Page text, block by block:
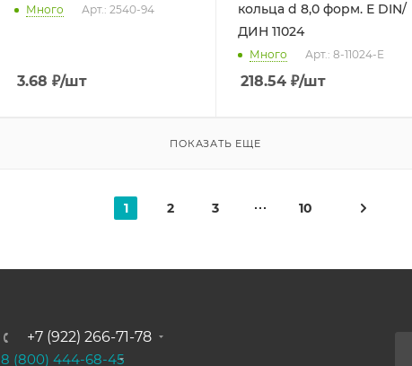
Много Арт.: 2540-94
3.68 ₽/шт
кольца d 8,0 форм. Е DIN/
ДИН 11024
Много Арт.: 8-11024-E
218.54₽/шт
ПОКАЗАТЬ ЕЩЕ
1 2 3 10
+7 (922) 266-71-78
8 (800) 444-68-45